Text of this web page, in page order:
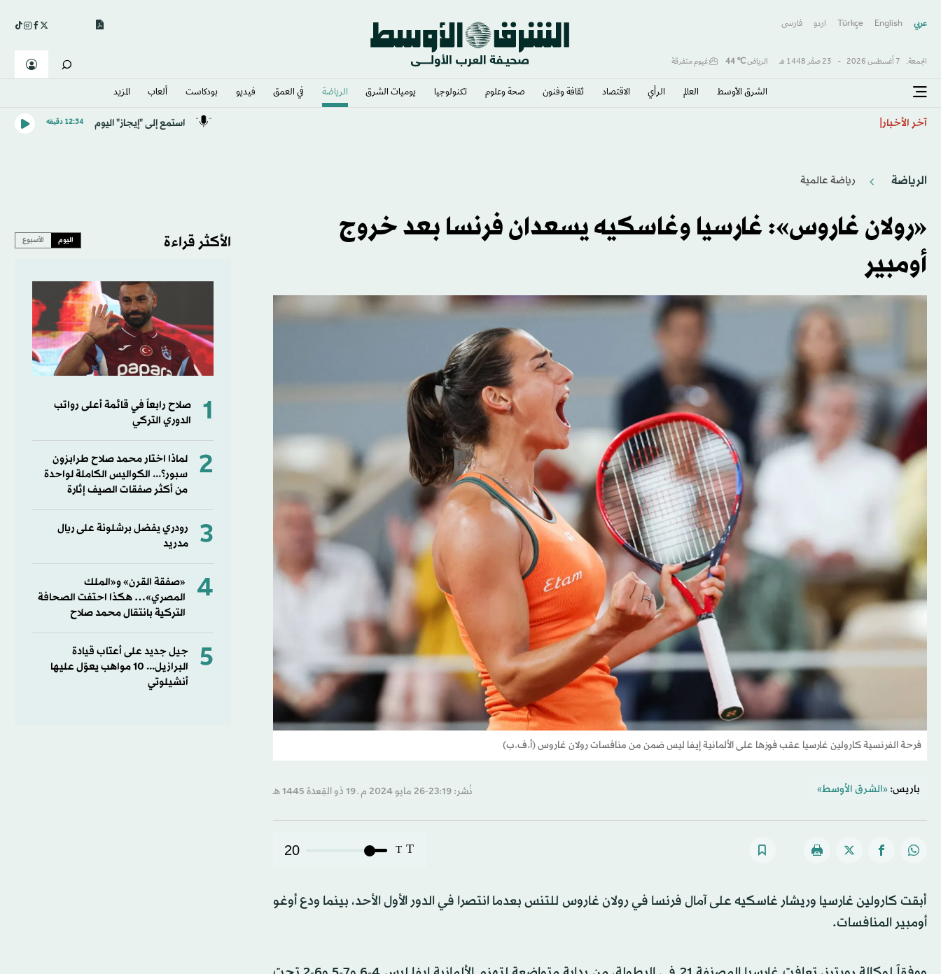
عربي English
Türkçe اردو فارسى
الجمعة, 7 أغسطس 2026 - 23 صفَر 1448 هـ الرياض℃
44 غيوم متفرقة
الشرق الأوسط​ العالم الرأي الاقتصاد ثقافة وفنون صحة وعلوم تكنولوجيا يوميات الشرق​ الرياضة في العمق فيديو بودكاست ألعاب المزيد
آخر الأخبار استمع إلى "إيجاز" اليوم 12:34 دقيقه
الرياضة رياضة عالمية
«رولان غاروس»: غارسيا وغاسكيه يسعدان فرنسا بعد خروج
أومبير
فرحة الفرنسية كارولين غارسيا عقب فوزها على الألمانية إيفا ليس ضمن من منافسات رولان غاروس (أ.ف.ب)
باريس: «الشرق الأوسط» نُشر: 23:19-26 مايو 2024 م ـ 19 ذو القِعدة 1445 هـ
T
T
20
أبقت كارولين غارسيا وريشار غاسكيه على آمال فرنسا في رولان غاروس للتنس بعدما انتصرا في الدور الأول الأحد، بينما ودع أوغو
أومبير المنافسات.
الأكثر قراءة اليوم الأسبوع
1
صلاح رابعاً في قائمة أعلى رواتب
الدوري التركي
2
لماذا اختار محمد صلاح طرابزون
سبور؟... الكواليس الكاملة لواحدة
من أكثر صفقات الصيف إثارة
3
رودري يفضل برشلونة على ريال
مدريد
4
«صفقة القرن» و«الملك
المصري»… هكذا احتفت الصحافة
التركية بانتقال محمد صلاح
5
جيل جديد على أعتاب قيادة
البرازيل... 10 مواهب يعوّل عليها
أنشيلوتي